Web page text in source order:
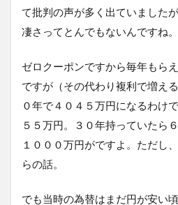
て批判の声が多く出ていました
凄さってとんでもないんですね。
ゼロクーポンですから毎年もら
ですが（その代わり複利で増え
０年で４０４５万円になるわけ
５５万円。３０年持っていたら
１０００万円がですよ。ただし
らの話。
でも当時の為替はまだ円が安い